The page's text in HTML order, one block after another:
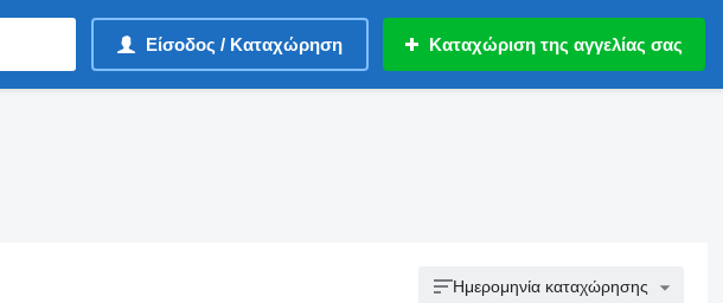
Είσοδος / Καταχώρηση Καταχώριση της αγγελίας σας
Ημερομηνία καταχώρησης